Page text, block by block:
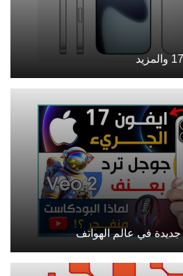
في عالم الهواتف